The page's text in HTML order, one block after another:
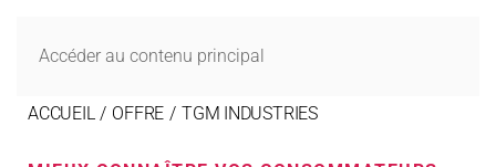
Accéder au contenu principal
ACCUEIL OFFRE TGM INDUSTRIES